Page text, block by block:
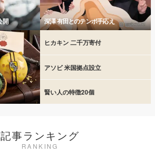
開 深澤 有田とのテンポ手応え
ヒカキン 二千万寄付
アソビ 米国拠点設立
賢い人の特徴20個
記事ランキング
RANKING